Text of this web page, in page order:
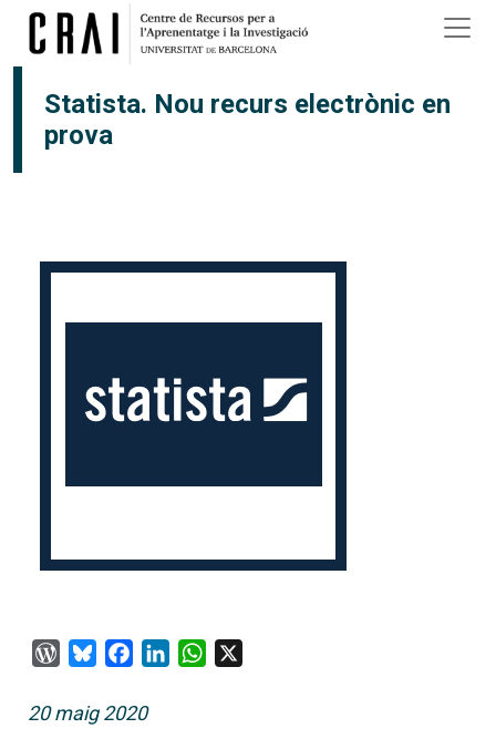
Vés al contingut
Statista. Nou recurs electrònic en
prova
WordPress
BlueskyFacebook
LinkedInWhatsApp
20 maig 2020